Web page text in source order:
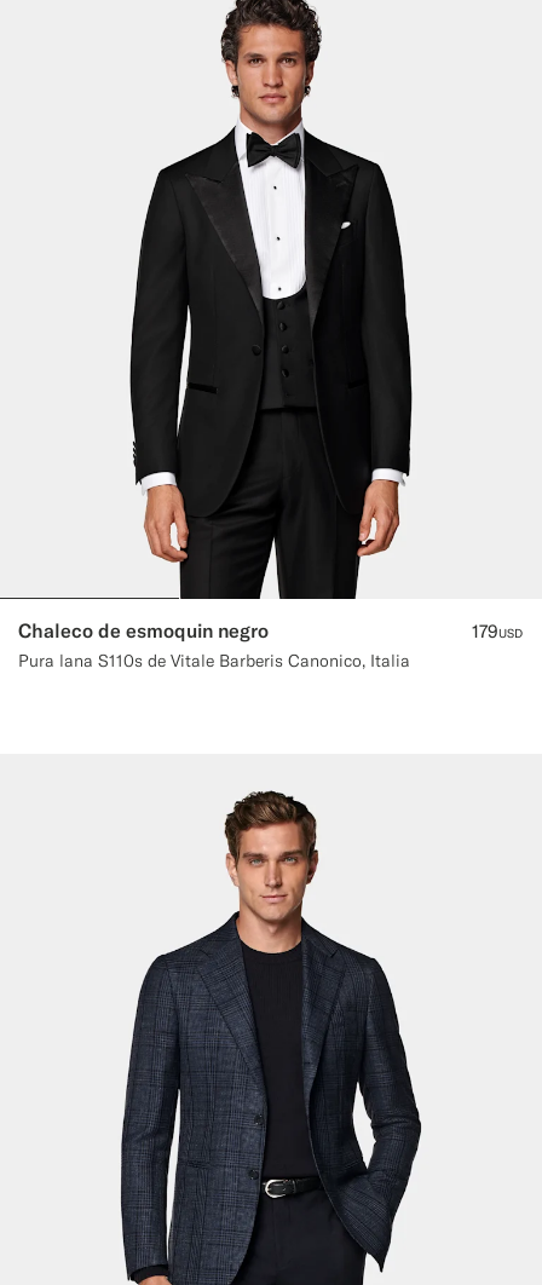
Pantalones de smoking a medida
Camisas de smoking a medida
Cómo funciona
Chaleco de esmoquin negro
Pura lana S110s de Vitale Barberis Canonico, Italia
179USD